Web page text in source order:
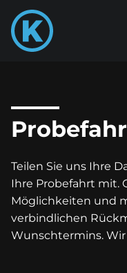
Teilen Sie uns Ihre
Ihre Probefahrt mit.
Möglichkeiten und
verbindlichen
Wunschtermins.